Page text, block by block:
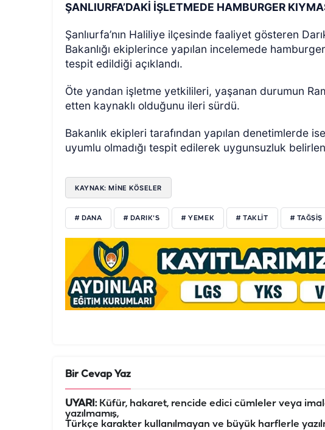
ŞANLIURFA’DAKİ İŞLETMEDE HAMBURGER
Şanlıurfa’nın Haliliye ilçesinde faaliyet gösteren
Bakanlığı ekiplerince yapılan incelemede
tespit edildiği açıklandı.
Öte yandan işletme yetkilileri, yaşanan durumun
etten kaynaklı olduğunu ileri sürdü.
Bakanlık ekipleri tarafından yapılan denetimlerde
uyumlu olmadığı tespit edilerek uygunsuzluk
KAYNAK: MİNE KÖSELER
# DANA # DARIK'S # YEMEK # TAKLIT # TAĞŞIŞ
Bir Cevap Yaz
UYARI:Küfür, hakaret, rencide edici cümleler veya
yazılmamış,
Türkçe karakter kullanılmayan ve büyük harflerle